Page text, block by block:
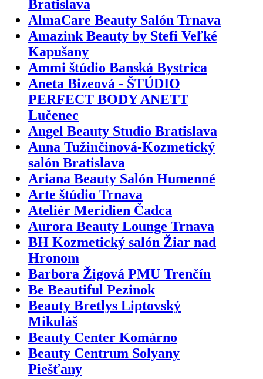
Bratislava
AlmaCare Beauty Salón Trnava
Amazink Beauty by Stefi Veľké
Kapušany
Ammi štúdio Banská Bystrica
Aneta Bizeová - ŠTÚDIO
PERFECT BODY ANETT
Lučenec
Angel Beauty Studio Bratislava
Anna Tužinčinová-Kozmetický
salón Bratislava
Ariana Beauty Salón Humenné
Arte štúdio Trnava
Ateliér Meridien Čadca
Aurora Beauty Lounge Trnava
BH Kozmetický salón Žiar nad
Hronom
Barbora Žigová PMU Trenčín
Be Beautiful Pezinok
Beauty Bretlys Liptovský
Mikuláš
Beauty Center Komárno
Beauty Centrum Solyany
Piešťany